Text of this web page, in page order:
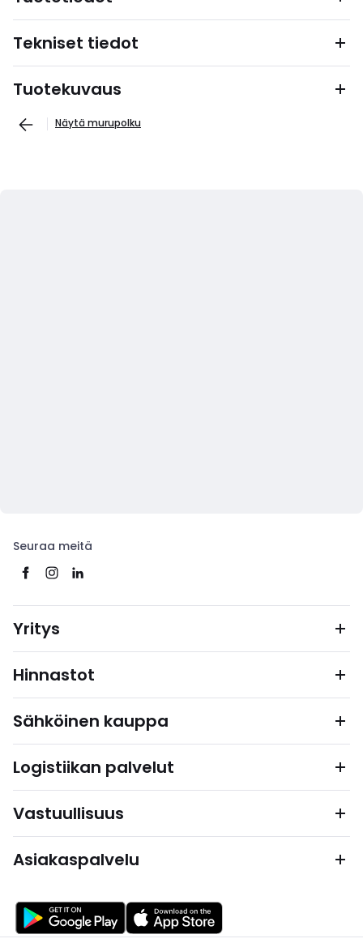
Tekniset tiedot
Tuotekuvaus
Näytä murupolku
Seuraa meitä
Yritys
Hinnastot
Sähköinen kauppa
Logistiikan palvelut
Vastuullisuus
Asiakaspalvelu